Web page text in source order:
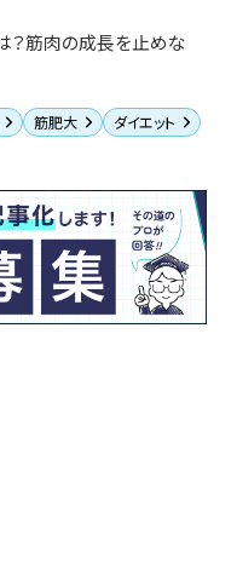
？筋肉の成長を止めな
筋肥大
ダイエット